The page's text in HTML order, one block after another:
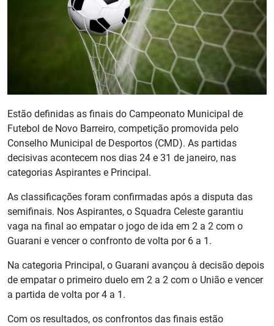
Estão definidas as finais do Campeonato Municipal de
Futebol de Novo Barreiro, competição promovida pelo
Conselho Municipal de Desportos (CMD). As partidas
decisivas acontecem nos dias 24 e 31 de janeiro, nas
categorias Aspirantes e Principal.
As classificações foram confirmadas após a disputa das
semifinais. Nos Aspirantes, o Squadra Celeste garantiu
vaga na final ao empatar o jogo de ida em 2 a 2 com o
Guarani e vencer o confronto de volta por 6 a 1.
Na categoria Principal, o Guarani avançou à decisão depois
de empatar o primeiro duelo em 2 a 2 com o União e vencer
a partida de volta por 4 a 1.
Com os resultados, os confrontos das finais estão